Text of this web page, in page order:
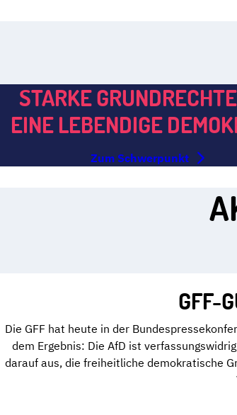
STARKE
EINE LEBENDIGE
Zum Schwerpunkt
GFF-
Die GFF hat heute in der
dem Ergebnis: Die AfD ist
darauf aus, die freiheitliche demokratische